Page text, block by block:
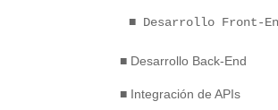
■ Desarrollo Front-
■ Desarrollo Back-End
■ Integración de APIs